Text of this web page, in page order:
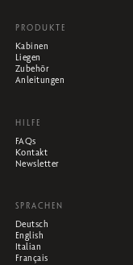
PRODUKTE
Kabinen
Liegen
Zubehör
Anleitungen
HILFE
FAQs
Kontakt
Newsletter
SPRACHEN
Deutsch
English
Italian
Français